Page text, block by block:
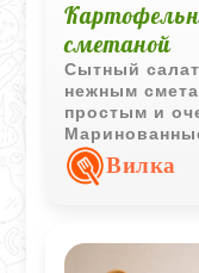
сметаной
Сытный
нежным
простым и
приятную
аромат.Вилка